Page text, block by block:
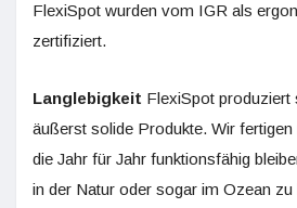
FlexiSpot wurden vom IGR als
zertifiziert.
Langlebigkeit FlexiSpot produziert
äußerst solide Produkte. Wir fertigen
die Jahr für Jahr funktionsfähig
in der Natur oder sogar im Ozean zu